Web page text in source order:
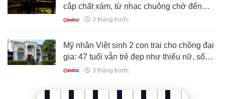
cắp chất xám, từ nhạc chuông chờ đến
"luật sư ma"3 tháng trước
Mỹ nhân Việt sinh 2 con trai cho chồng đại
gia: 47 tuổi vẫn trẻ đẹp như thiếu nữ, sống
đời "nữ hoàng" trong biệt thự 200 tỷ
3 tháng trước